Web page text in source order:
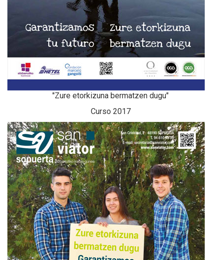
"Zure etorkizuna bermatzen dugu"
Curso 2017